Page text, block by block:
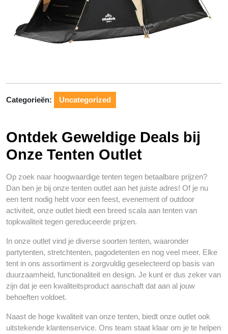
Categorieën: Uncategorized
Ontdek Geweldige Deals bij
Onze Tenten Outlet
Op zoek naar hoogwaardige tenten tegen betaalbare prijzen?
Dan ben je bij onze tenten outlet aan het juiste adres! Of je nu
een tent nodig hebt voor een feest, evenement of outdoor
activiteit, onze outlet biedt een breed scala aan tenten van
topkwaliteit tegen gereduceerde prijzen.
In onze outlet vind je diverse soorten tenten, waaronder
partytenten, stretchtenten, pagodetenten en nog veel meer. Elke
tent in ons assortiment is zorgvuldig geselecteerd op basis van
duurzaamheid, functionaliteit en design. Je kunt er dus zeker van
zijn dat je een kwaliteitsproduct aanschaft dat aan al jouw
behoeften voldoet.
Naast de hoge kwaliteit van onze tenten, biedt onze outlet ook
uitstekende klantenservice. Ons team staat klaar om je te helpen